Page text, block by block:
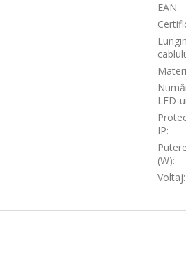
EAN:
LED-
IP:
Putere
(W):
Voltaj: